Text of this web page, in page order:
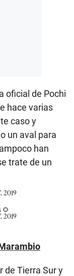
oficial de Pochi
hace varias
caso y
un aval para
han
trate de un
2019
🌻
2019
de Tierra Sur y